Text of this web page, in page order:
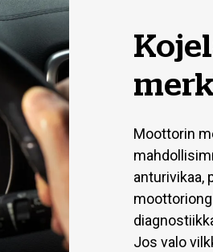
Moottorin
anturivikaa,
Jos valo